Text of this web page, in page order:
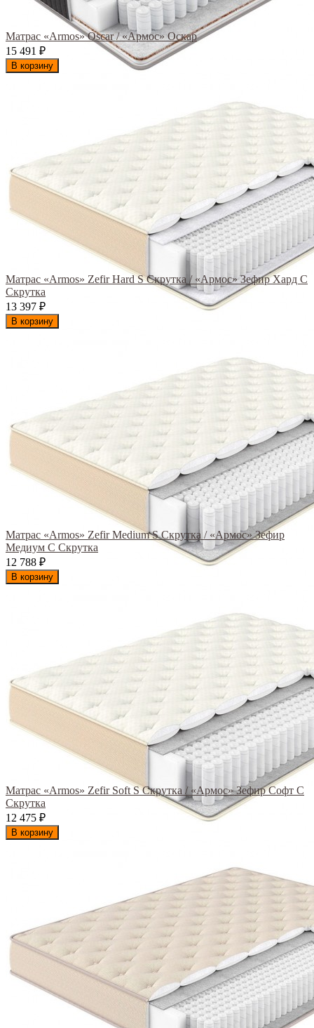
Матрас «Armos» Oscar / «Армос» Оскар
15 491
₽
В корзину
Матрас «Armos» Zefir Hard S Скрутка / «Армос» Зефир Хард С
Скрутка
13 397 ₽
В корзину
Матрас «Armos» Zefir Medium S Скрутка / «Армос» Зефир
Медиум С Скрутка
12 788 ₽
В корзину
Матрас «Armos» Zefir Soft S Скрутка / «Армос» Зефир Софт С
Скрутка
12 475 ₽
В корзину